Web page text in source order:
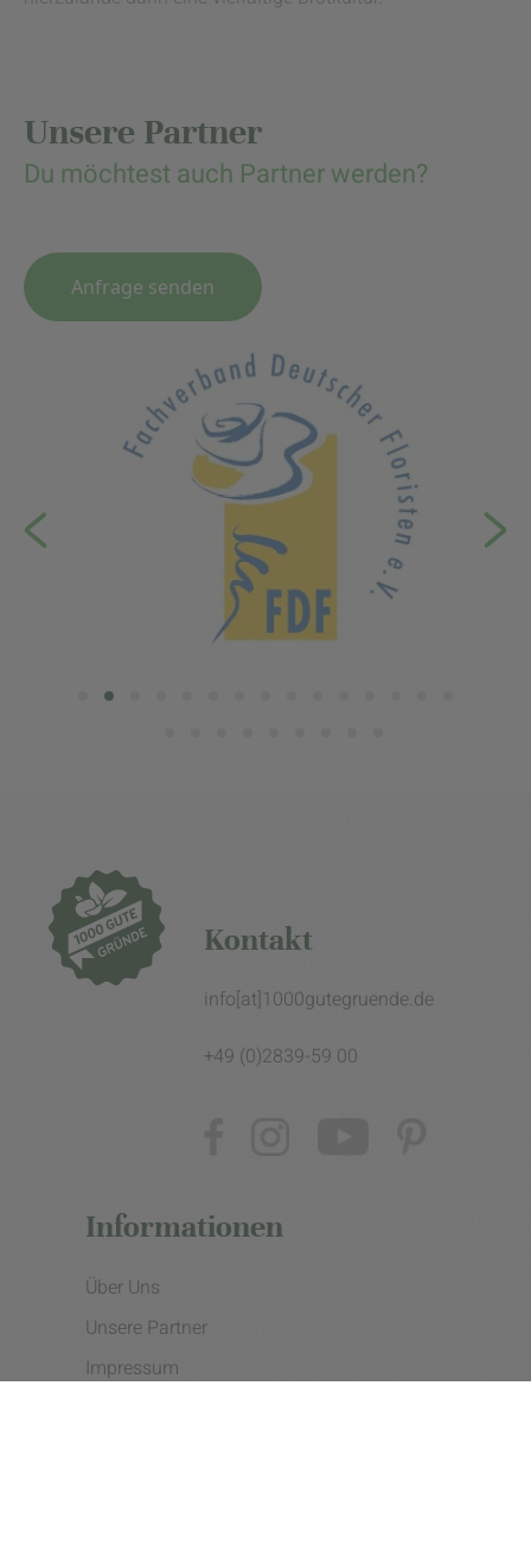
Unsere Partner
Du möchtest auch Partner werden?
Anfrage senden
Kontakt
info[at]1000gutegruende.de
+49 (0)2839-59 00
Informationen
Über Uns
Unsere Partner
Impressum